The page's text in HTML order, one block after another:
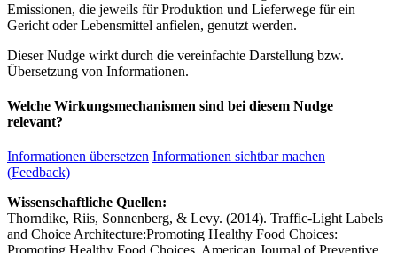
Emissionen, die jeweils für Produktion und Lieferwege für ein
Gericht oder Lebensmittel anfielen, genutzt werden.
Dieser Nudge wirkt durch die vereinfachte Darstellung bzw.
Übersetzung von Informationen.
Welche Wirkungsmechanismen sind bei diesem Nudge
relevant?
Informationen übersetzen Informationen sichtbar machen
(Feedback)
Wissenschaftliche Quellen:
Thorndike, Riis, Sonnenberg, & Levy. (2014). Traffic-Light Labels
and Choice Architecture:Promoting Healthy Food Choices: